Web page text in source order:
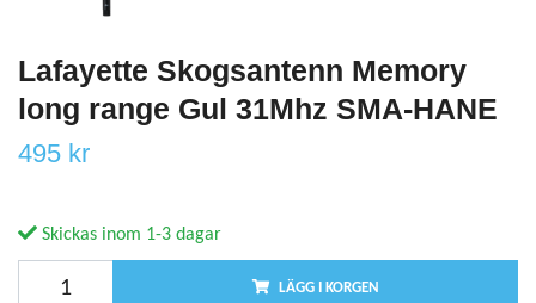
Lafayette Skogsantenn Memory
long range Gul 31Mhz SMA-HANE
495 kr
Skickas inom 1-3 dagar
LÄGG I KORGEN